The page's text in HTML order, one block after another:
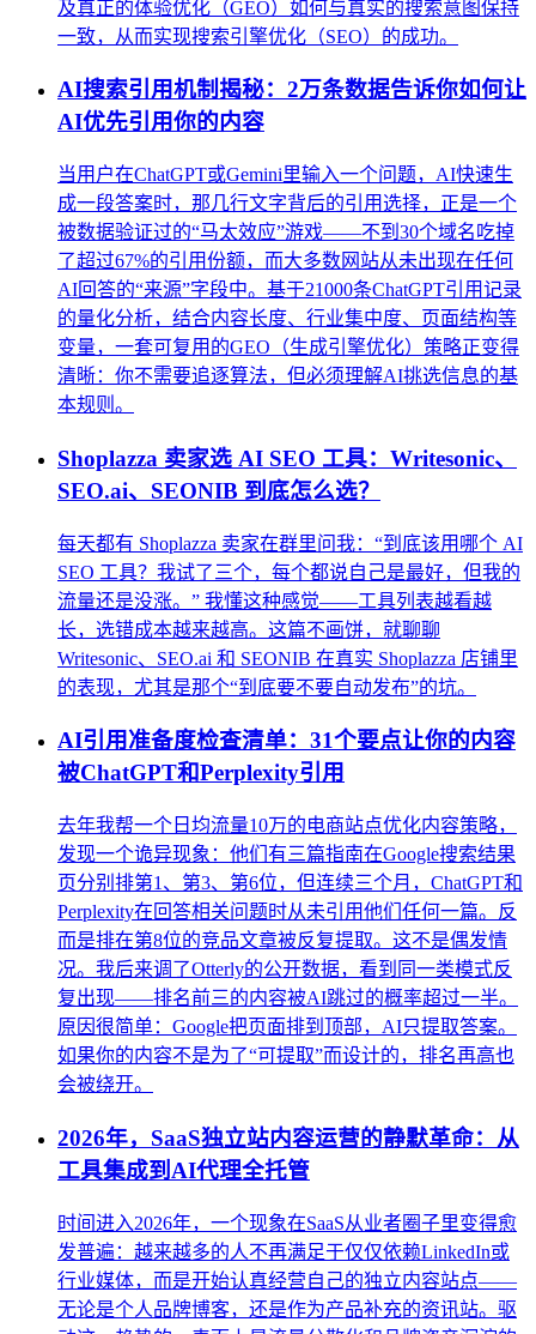
及真正的体验优化（GEO）如何与真实的搜索意图保持
一致，从而实现搜索引擎优化（SEO）的成功。
AI搜索引用机制揭秘：2万条数据告诉你如何让
AI优先引用你的内容
当用户在ChatGPT或Gemini里输入一个问题，AI快速生
成一段答案时，那几行文字背后的引用选择，正是一个
被数据验证过的“马太效应”游戏——不到30个域名吃掉
了超过67%的引用份额，而大多数网站从未出现在任何
AI回答的“来源”字段中。基于21000条ChatGPT引用记录
的量化分析，结合内容长度、行业集中度、页面结构等
变量，一套可复用的GEO（生成引擎优化）策略正变得
清晰：你不需要追逐算法，但必须理解AI挑选信息的基
本规则。
Shoplazza 卖家选 AI SEO 工具：Writesonic、
SEO.ai、SEONIB 到底怎么选？
每天都有 Shoplazza 卖家在群里问我：“到底该用哪个 AI
SEO 工具？我试了三个，每个都说自己是最好，但我的
流量还是没涨。” 我懂这种感觉——工具列表越看越
长，选错成本越来越高。这篇不画饼，就聊聊
Writesonic、SEO.ai 和 SEONIB 在真实 Shoplazza 店铺里
的表现，尤其是那个“到底要不要自动发布”的坑。
AI引用准备度检查清单：31个要点让你的内容
被ChatGPT和Perplexity引用
去年我帮一个日均流量10万的电商站点优化内容策略，
发现一个诡异现象：他们有三篇指南在Google搜索结果
页分别排第1、第3、第6位，但连续三个月，ChatGPT和
Perplexity在回答相关问题时从未引用他们任何一篇。反
而是排在第8位的竞品文章被反复提取。这不是偶发情
况。我后来调了Otterly的公开数据，看到同一类模式反
复出现——排名前三的内容被AI跳过的概率超过一半。
原因很简单：Google把页面排到顶部，AI只提取答案。
如果你的内容不是为了“可提取”而设计的，排名再高也
会被绕开。
2026年，SaaS独立站内容运营的静默革命：从
工具集成到AI代理全托管
时间进入2026年，一个现象在SaaS从业者圈子里变得愈
发普遍：越来越多的人不再满足于仅仅依赖LinkedIn或
行业媒体，而是开始认真经营自己的独立内容站点——
无论是个人品牌博客，还是作为产品补充的资讯站。驱